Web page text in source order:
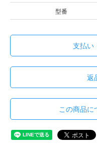
型番
支払い
返
この商品に